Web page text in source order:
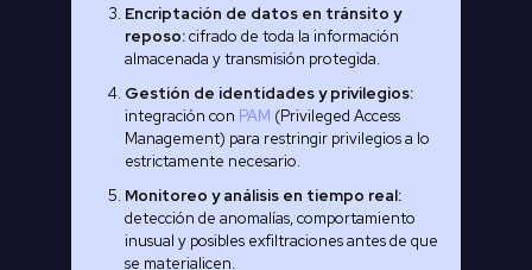
Encriptación de datos en tránsito y
reposo:cifrado de toda la información
almacenada y transmisión protegida.
Gestión de identidades y privilegios:
integración con PAM (Privileged Access
Management) para restringir privilegios a lo
estrictamente necesario.
Monitoreo y análisis en tiempo real:
detección de anomalías, comportamiento
inusual y posibles exfiltraciones antes de que
se materialicen.